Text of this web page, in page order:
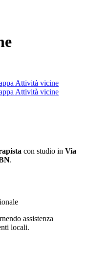
Attività vicine
Attività vicine
con studio in Via
.
assistenza
locali.